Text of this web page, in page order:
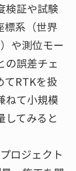
検証や試験
標系（世界
や測位モー
の誤差チェ
てRTKを扱
ねて小規模
してみると
ロジェクト